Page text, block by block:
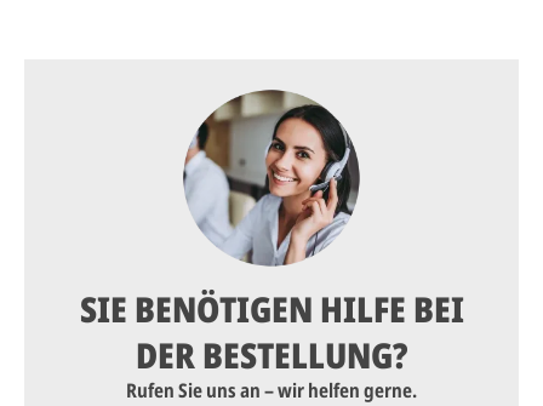
SIE BENÖTIGEN HILFE BEI
DER BESTELLUNG?
Rufen Sie uns an – wir helfen gerne.